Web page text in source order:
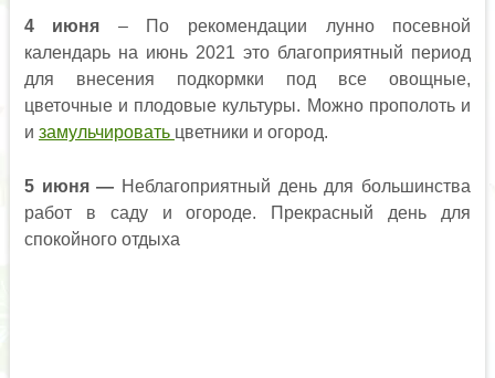
4 июня – По рекомендации лунно посевной
календарь на июнь 2021 это благоприятный период
для внесения подкормки под все овощные,
цветочные и плодовые культуры. Можно прополоть и
и замульчировать цветники и огород.
5 июня — Неблагоприятный день для большинства
работ в саду и огороде. Прекрасный день для
спокойного отдыха